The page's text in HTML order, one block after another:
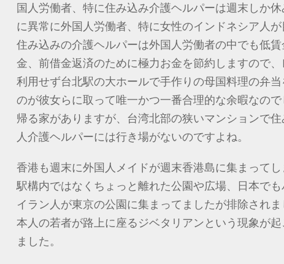
国人労働者、特に住み込み介護ヘルパーは週末しか
に異常に外国人労働者、特に女性のインドネシア人
住み込みの介護ヘルパーは外国人労働者の中でも低
金、前借金返済のために極力お金を節約しますので
利用せず台北駅の大ホールで手作りの母国料理の弁
のが彼女らに取って唯一かつ一番合理的な余暇なの
帰る家がありますが、台湾北部の狭いマンションで
人介護ヘルパーには行き場がないのですよね。
香港も週末に外国人メイドが週末香港島に集まってし
駅構内ではなくちょっと離れた公園や広場、日本で
イラン人が東京の公園に集まってましたが排除され
本人の若者が路上に座るジベタリアンという現象が
ました。